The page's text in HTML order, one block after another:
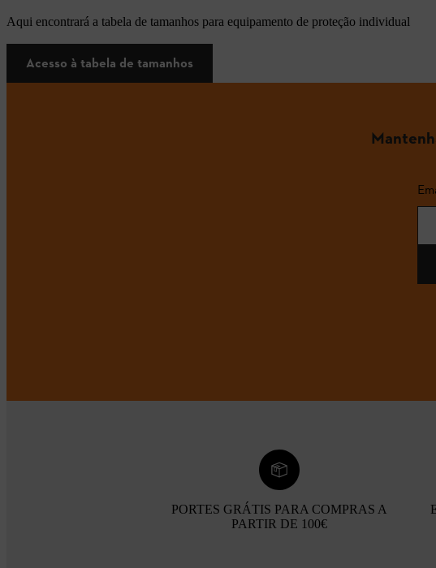
Aqui encontrará a tabela de tamanhos para equipamento de proteção individual
Acesso à tabela de tamanhos
PORTES GRÁTIS PARA COMPRAS A
PARTIR DE 100€